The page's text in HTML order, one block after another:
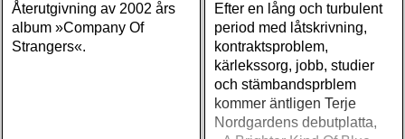
Återutgivning av 2002 års
album »Company Of
Strangers«.
Efter en lång och turbulent
period med låtskrivning,
kontraktsproblem,
kärlekssorg, jobb, studier
och stämbandsprblem
kommer äntligen Terje
Nordgardens debutplatta,